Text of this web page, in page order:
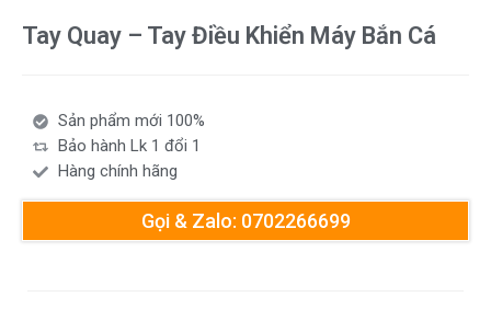
Tay Quay – Tay Điều Khiển Máy Bắn Cá
Sản phẩm mới 100%
Bảo hành Lk 1 đổi 1
Hàng chính hãng
Gọi & Zalo: 0702266699